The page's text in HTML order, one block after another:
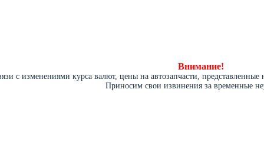
Внимание!
с изменениями курса валют, цены на автозапчасти,
Приносим свои извинения за временные